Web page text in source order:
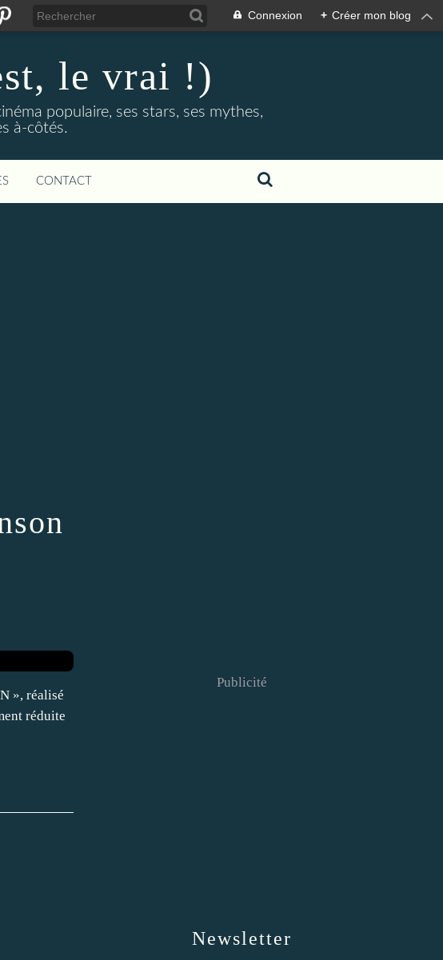
Connexion + Créer mon blog
le vrai !)
populaire, ses stars, ses mythes,
à-côtés.
CONTACT
», réalisé
réduite
Newsletter
Publicité